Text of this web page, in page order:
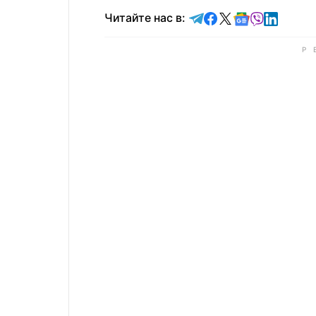
Читайте нас в: Читайте в Telegram
Читайте в
Читайте в X
Читайте в
Читайте